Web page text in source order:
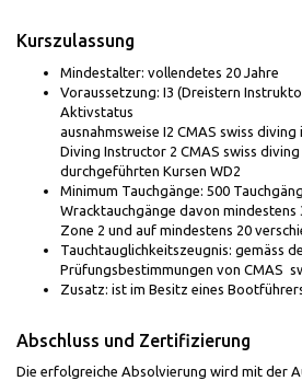
Kurszulassung
Mindestalter: vollendetes 20 Jahre
Voraussetzung: I3 (Dreistern
Aktivstatus
ausnahmsweise I2 CMAS swiss
Diving Instructor 2 CMAS swiss
durchgeführten Kursen WD2
Minimum Tauchgänge: 500
Wracktauchgänge davon mindestens
Zone 2 und auf mindestens 20
Tauchtauglichkeitszeugnis: gemäss
Prüfungsbestimmungen von CMAS
Zusatz: ist im Besitz eines
Abschluss und Zertifizierung
Die erfolgreiche Absolvierung wird mit der